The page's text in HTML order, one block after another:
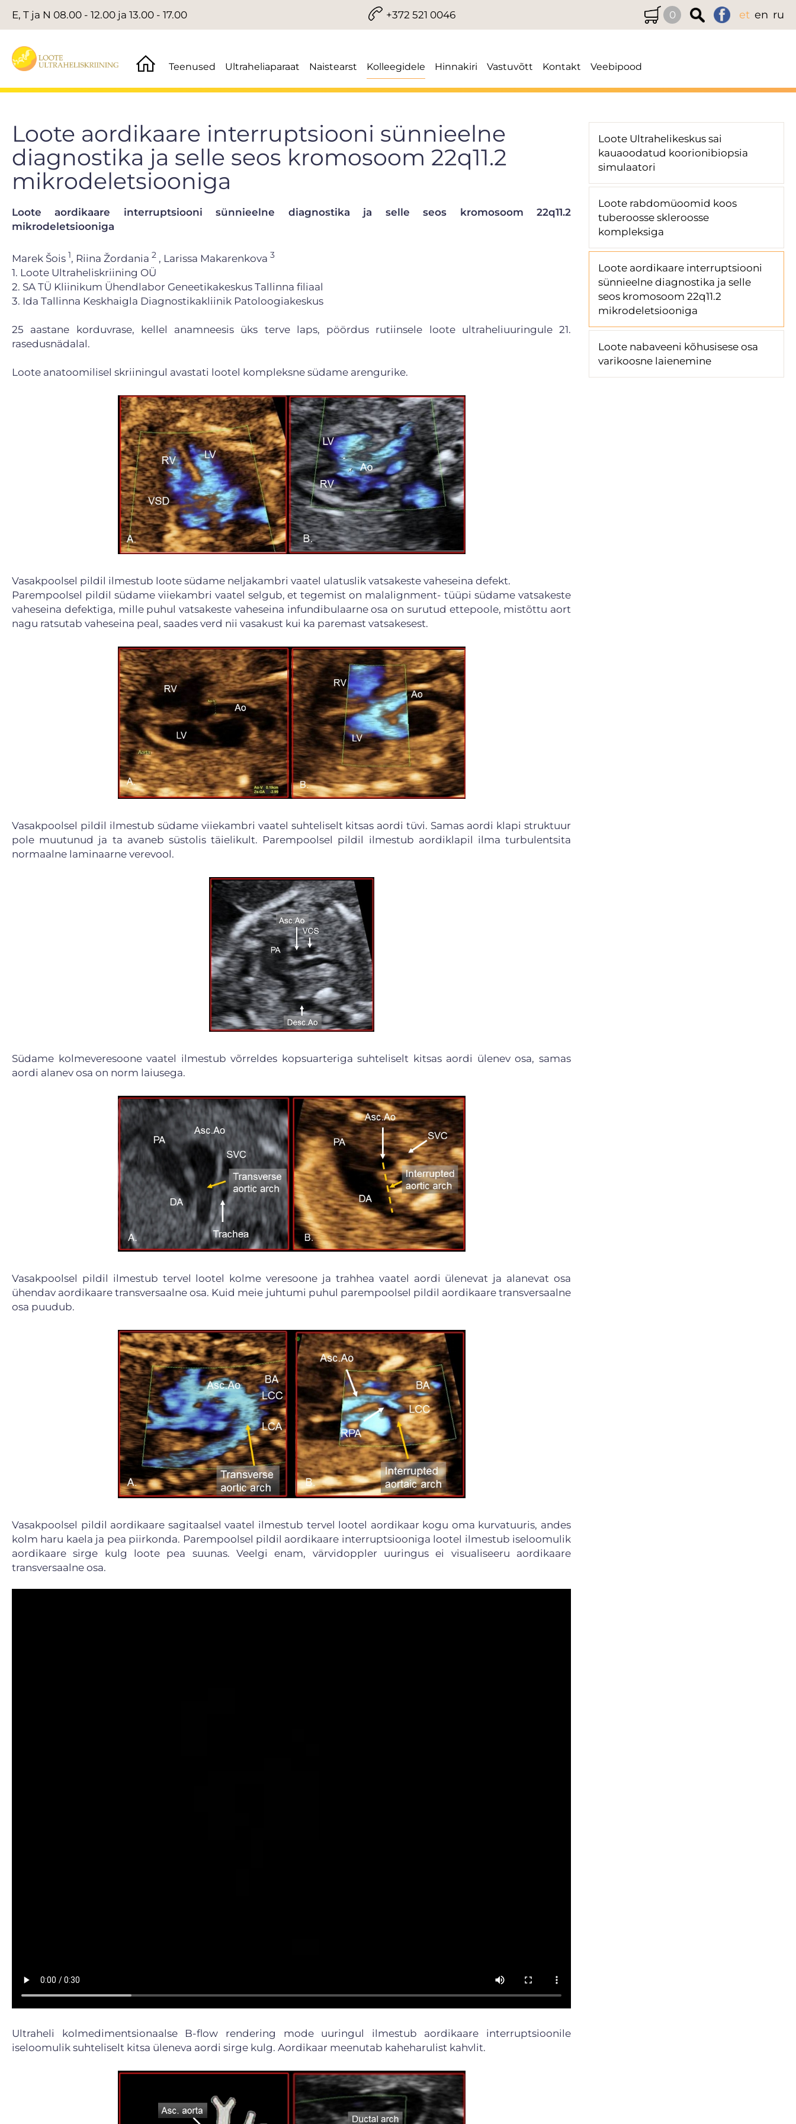
E, T ja N 08.00 - 12.00 ja 13.00 - 17.00 +372 521 0046 0 et en ru
Teenused Ultraheliaparaat Naistearst Kolleegidele Hinnakiri Vastuvõtt Kontakt Veebipood
Loote aordikaare interruptsiooni sünnieelne
diagnostika ja selle seos kromosoom 22q11.2
mikrodeletsiooniga
Loote aordikaare interruptsiooni sünnieelne diagnostika ja selle seos kromosoom 22q11.2
mikrodeletsiooniga
Marek Šois 1, Riina Žordania 2 , Larissa Makarenkova 3
1. Loote Ultraheliskriining OÜ
2. SA TÜ Kliinikum Ühendlabor Geneetikakeskus Tallinna filiaal
3. Ida Tallinna Keskhaigla Diagnostikakliinik Patoloogiakeskus
25 aastane korduvrase, kellel anamneesis üks terve laps, pöördus rutiinsele loote ultraheliuuringule 21.
rasedusnädalal.
Loote anatoomilisel skriiningul avastati lootel kompleksne südame arengurike.
Vasakpoolsel pildil ilmestub loote südame neljakambri vaatel ulatuslik vatsakeste vaheseina defekt.
Parempoolsel pildil südame viiekambri vaatel selgub, et tegemist on malalignment- tüüpi südame vatsakeste
vaheseina defektiga, mille puhul vatsakeste vaheseina infundibulaarne osa on surutud ettepoole, mistõttu aort
nagu ratsutab vaheseina peal, saades verd nii vasakust kui ka paremast vatsakesest.
Vasakpoolsel pildil ilmestub südame viiekambri vaatel suhteliselt kitsas aordi tüvi. Samas aordi klapi struktuur
pole muutunud ja ta avaneb süstolis täielikult. Parempoolsel pildil ilmestub aordiklapil ilma turbulentsita
normaalne laminaarne verevool.
Südame kolmeveresoone vaatel ilmestub võrreldes kopsuarteriga suhteliselt kitsas aordi ülenev osa, samas
aordi alanev osa on norm laiusega.
Vasakpoolsel pildil ilmestub tervel lootel kolme veresoone ja trahhea vaatel aordi ülenevat ja alanevat osa
ühendav aordikaare transversaalne osa. Kuid meie juhtumi puhul parempoolsel pildil aordikaare transversaalne
osa puudub.
Vasakpoolsel pildil aordikaare sagitaalsel vaatel ilmestub tervel lootel aordikaar kogu oma kurvatuuris, andes
kolm haru kaela ja pea piirkonda. Parempoolsel pildil aordikaare interruptsiooniga lootel ilmestub iseloomulik
aordikaare sirge kulg loote pea suunas. Veelgi enam, värvidoppler uuringus ei visualiseeru aordikaare
transversaalne osa.
Ultraheli kolmedimentsionaalse B-flow rendering mode uuringul ilmestub aordikaare interruptsioonile
iseloomulik suhteliselt kitsa üleneva aordi sirge kulg. Aordikaar meenutab kaheharulist kahvlit.
Loote Ultrahelikeskus sai
kauaoodatud koorionibiopsia
simulaatori
Loote rabdomüoomid koos
tuberoosse skleroosse
kompleksiga
Loote aordikaare interruptsiooni
sünnieelne diagnostika ja selle
seos kromosoom 22q11.2
mikrodeletsiooniga
Loote nabaveeni kõhusisese osa
varikoosne laienemine